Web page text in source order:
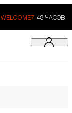
WELCOME7. 48 ЧАСОВ